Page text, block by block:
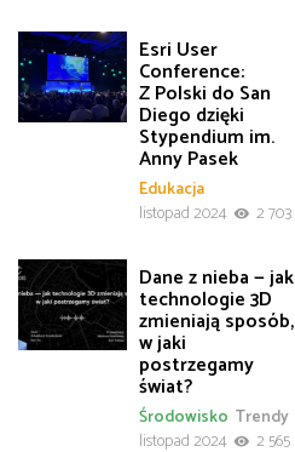
Esri User
Conference:
Z Polski do San
Diego dzięki
Stypendium im.
Anny Pasek
Edukacja
listopad 2024
2 703
Dane z nieba — jak
technologie 3D
zmieniają sposób,
w jaki
postrzegamy
świat?
Środowisko Trendy
listopad 2024
2 565